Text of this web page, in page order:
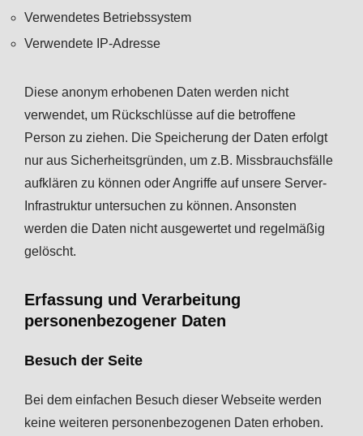
Verwendetes Betriebssystem
Verwendete IP-Adresse
Diese anonym erhobenen Daten werden nicht
verwendet, um Rückschlüsse auf die betroffene
Person zu ziehen. Die Speicherung der Daten erfolgt
nur aus Sicherheitsgründen, um z.B. Missbrauchsfälle
aufklären zu können oder Angriffe auf unsere Server-
Infrastruktur untersuchen zu können. Ansonsten
werden die Daten nicht ausgewertet und regelmäßig
gelöscht.
Erfassung und Verarbeitung
personenbezogener Daten
Besuch der Seite
Bei dem einfachen Besuch dieser Webseite werden
keine weiteren personenbezogenen Daten erhoben.